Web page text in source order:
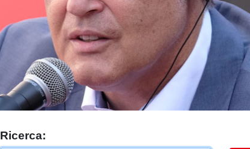
Ricerca: